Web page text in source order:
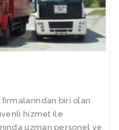
biri olan
hizmet ile
uzman personel ve